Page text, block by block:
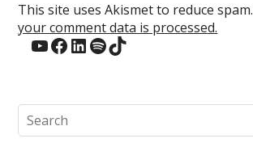
This site uses Akismet to reduce spam.
your comment data is processed.
YouTube
Facebook
LinkedIn
Spotify
TikTok